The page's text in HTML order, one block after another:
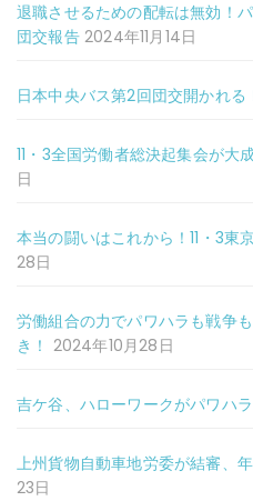
退職させるための配転は無効！
団交報告 2024年11月14日
日本中央バス第2回団交開かれる
11・3全国労働者総決起集会が大
日
本当の闘いはこれから！11・3東
28日
労働組合の力でパワハラも戦争
き！ 2024年10月28日
吉ケ谷、ハローワークがパワハ
上州貨物自動車地労委が結審、
23日